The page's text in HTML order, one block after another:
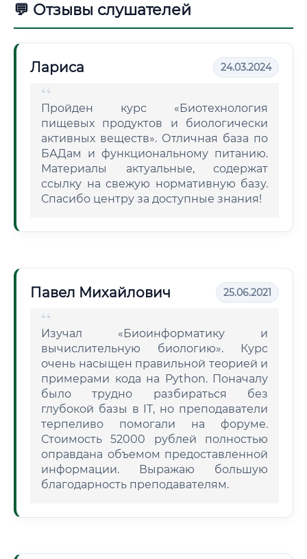
💬 Отзывы слушателей
Лариса 24.03.2024
Пройден курс «Биотехнология
пищевых продуктов и биологически
активных веществ». Отличная база по
БАДам и функциональному питанию.
Материалы актуальные, содержат
ссылку на свежую нормативную базу.
Спасибо центру за доступные знания!
Павел Михайлович 25.06.2021
Изучал «Биоинформатику и
вычислительную биологию». Курс
очень насыщен правильной теорией и
примерами кода на Python. Поначалу
было трудно разбираться без
глубокой базы в IT, но преподаватели
терпеливо помогали на форуме.
Стоимость 52000 рублей полностью
оправдана объемом предоставленной
информации. Выражаю большую
благодарность преподавателям.